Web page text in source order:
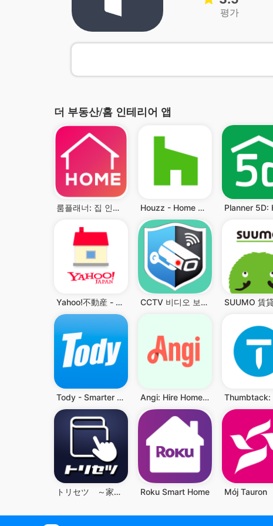
평가
더 부동산/홈 인테리어 앱
룸플래너: 집 인테리어 & 도면 디자인 3D Houzz - Home Design & Remodel
Yahoo!不動産 - 賃貸・マンション・一戸建て・物件検索 CCTV 비디오 보안 감시카메라 - 워든캠
Tody - Smarter Cleaning Angi: Hire Home Service Pros
トリセツ ～家電の取扱説明書とお役立ち情報を一元管理！～ Roku Smart Home Mój Tauron